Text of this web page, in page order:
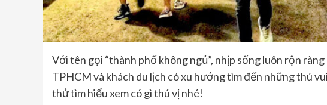
Với tên gọi “thành phố không ngủ”, nhịp sống luôn rộn
TPHCM và khách du lịch có xu hướng tìm đến những thú
thử tìm hiểu xem có gì thú vị nhé!